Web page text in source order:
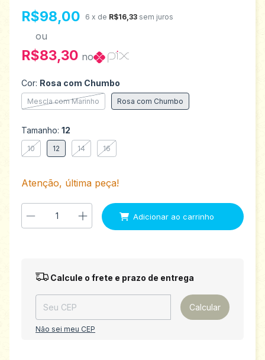
R$98,00 6 x de R$16,33 sem juros
ou
R$83,30 no
Cor: Rosa com Chumbo
Mescla com Marinho Rosa com Chumbo
Tamanho: 12
10 12 14 16
Atenção, última peça!
Entregas para o CEP: Alterar CEP
Calcule o frete e prazo de entrega
Calcular
Não sei meu CEP